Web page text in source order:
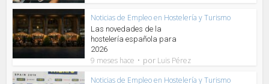
Noticias de Empleo en Hostelería y Turismo
Las novedades de la
hostelería española para
2026
9 meses hace por Luis Pérez
Noticias de Empleo en Hostelería y Turismo